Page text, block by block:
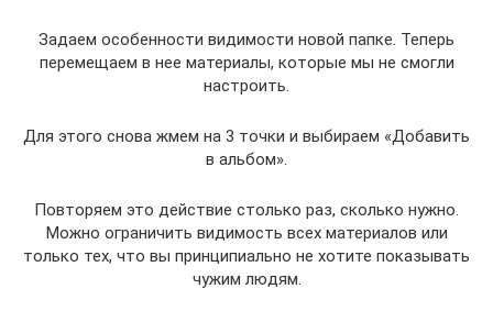
Задаем особенности видимости новой папке. Теперь
перемещаем в нее материалы, которые мы не смогли
настроить.
Для этого снова жмем на 3 точки и выбираем «Добавить
в альбом».
Повторяем это действие столько раз, сколько нужно.
Можно ограничить видимость всех материалов или
только тех, что вы принципиально не хотите показывать
чужим людям.